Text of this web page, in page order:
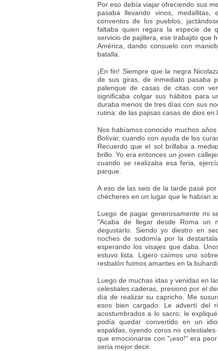
Por eso debía viajar ofreciendo sus
pasaba llevando vinos, medallitas,
conventos de los pueblos,
faltaba quien regara la especie de
servicio de pajillera, ese trabajito que
América, dando consuelo con
batalla.
¡En fin! Siempre que la negra
de sus giras, de inmediato pasaba
palenque de casas de citas con
significaba colgar sus hábitos para
duraba menos de tres días con sus
rutina: de las pajisas casas de dios
Nos habíamos conocido muchos
Bolívar, cuando con ayuda de los
Recuerdo que el sol brillaba a
brillo. Yo era entonces un joven
cuando se realizaba esa feria,
parque.
A eso de las seis de la tarde pasé
chécheres en un lugar que le habían
Luego de pagar generosamente mi
"Acaba de llegar desde Roma un
degustarlo. Siendo yo diestro en
noches de sodomía por la
esperando los visajes que daba.
estuvo lista. Ligero caímos uno
resbalón fuimos amantes en la
Luego de muchas idas y venidas en
celestiales caderas, presionó por el
día de realizar su capricho. Me
esos bien cargado. Le advertí del
acostumbrados a lo sacro; le
podía quedar convertido en un
espaldas, oyendo coros no
que emocionarse con "¡eso!" era
sería mejor decir.